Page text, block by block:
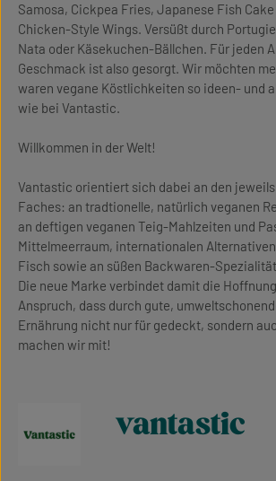
Samosa, Cickpea Fries, Japanese Fish
Chicken-Style Wings. Versüßt durch
Nata oder Käsekuchen-Bällchen. Für jeden
Geschmack ist also gesorgt. Wir möchten
waren vegane Köstlichkeiten so ideen- und
wie bei Vantastic.
Willkommen in der Welt!
Vantastic orientiert sich dabei an den
Faches: an tradtionelle, natürlich veganen
an deftigen veganen Teig-Mahlzeiten und
Mittelmeerraum, internationalen
Fisch sowie an süßen Backwaren-
Die neue Marke verbindet damit die
Anspruch, dass durch gute,
Ernährung nicht nur für gedeckt, sondern
machen wir mit!
vantastic